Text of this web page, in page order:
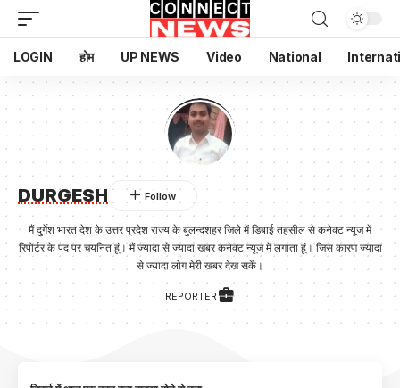
LOGIN होम UP NEWS Video National
DURGESH
मैं दुर्गेश भारत देश के उत्तर प्रदेश राज्य के बुलन्दशहर जिले में डिबाई तहसील से कनेक्ट न्यूज में
रिपोर्टर के पद पर चयनित हूं। मैं ज्यादा से ज्यादा खबर कनेक्ट न्यूज में लगाता हूं। जिस कारण ज्यादा
से ज्यादा लोग मेरी खबर देख सकें।
REPORTER